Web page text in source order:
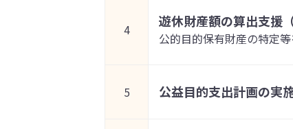
4 遊休財産額の算出支援
公的目的保有財産の特定
5 公益目的支出計画の実